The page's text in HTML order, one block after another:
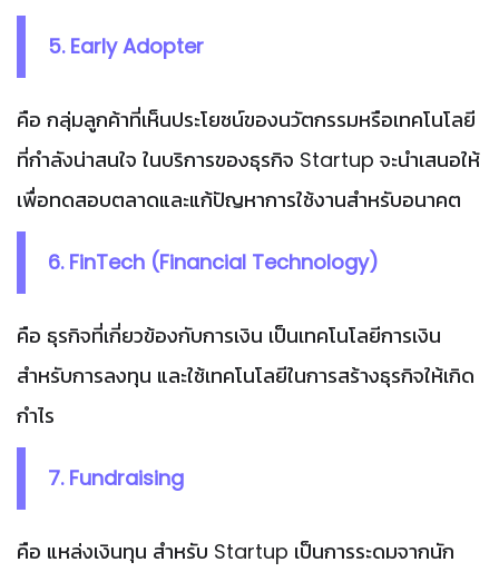
5. Early Adopter
คือ กลุ่มลูกค้าที่เห็นประโยชน์ของนวัตกรรมหรือเทคโนโลยี
ที่กำลังน่าสนใจ ในบริการของธุรกิจ Startup จะนำเสนอให้
เพื่อทดสอบตลาดและแก้ปัญหาการใช้งานสำหรับอนาคต
6. FinTech (Financial Technology)
คือ ธุรกิจที่เกี่ยวข้องกับการเงิน เป็นเทคโนโลยีการเงิน
สำหรับการลงทุน และใช้เทคโนโลยีในการสร้างธุรกิจให้เกิด
กำไร
7. Fundraising
คือ แหล่งเงินทุน สำหรับ Startup เป็นการระดมจากนัก